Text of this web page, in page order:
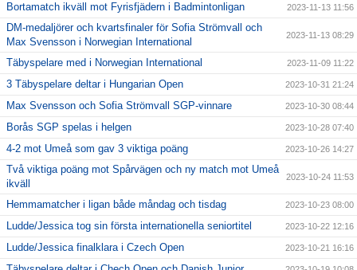
Bortamatch ikväll mot Fyrisfjädern i Badmintonligan 2023-11-13 11:56
DM-medaljörer och kvartsfinaler för Sofia Strömvall och
Max Svensson i Norwegian International
2023-11-13 08:29
Täbyspelare med i Norwegian International 2023-11-09 11:22
3 Täbyspelare deltar i Hungarian Open 2023-10-31 21:24
Max Svensson och Sofia Strömvall SGP-vinnare 2023-10-30 08:44
Borås SGP spelas i helgen 2023-10-28 07:40
4-2 mot Umeå som gav 3 viktiga poäng 2023-10-26 14:27
Två viktiga poäng mot Spårvägen och ny match mot Umeå
ikväll
2023-10-24 11:53
Hemmamatcher i ligan både måndag och tisdag 2023-10-23 08:00
Ludde/Jessica tog sin första internationella seniortitel 2023-10-22 12:16
Ludde/Jessica finalklara i Czech Open 2023-10-21 16:16